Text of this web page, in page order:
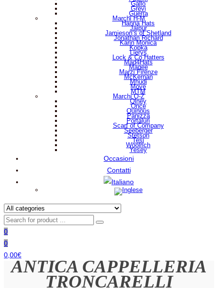
Gallo
Grevi
Guerra
Marchi H-M
Hanna Hats
Jaipur
Jamieson’s of Shetland
Jonathan Richard
Karin Monica
Kopka
Lierys
Lock & Co Hatters
Mad4Hats
Magee
Marzi Firenze
McKernan
Mhudi
Move
MTM
Marchi O-Z
Olney
Once
Ouinous
Panizza
Portaluri
Scarf of Company
Seeberger
Stetson
Tesi
Woolrich
Yesey
Occasioni
Contatti
0
0
0,00€
ANTICA CAPPELLERIA
TRONCARELLI